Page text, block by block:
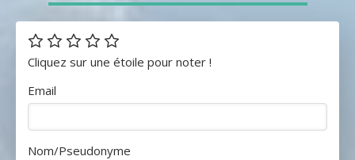
Cliquez sur une étoile pour noter !
Email
Nom/Pseudonyme